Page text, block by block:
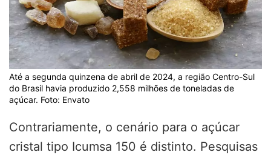
Até a segunda quinzena de abril de 2024, a região Centro-Sul
do Brasil havia produzido 2,558 milhões de toneladas de
açúcar. Foto: Envato
Contrariamente, o cenário para o açúcar
cristal tipo Icumsa 150 é distinto. Pesquisas